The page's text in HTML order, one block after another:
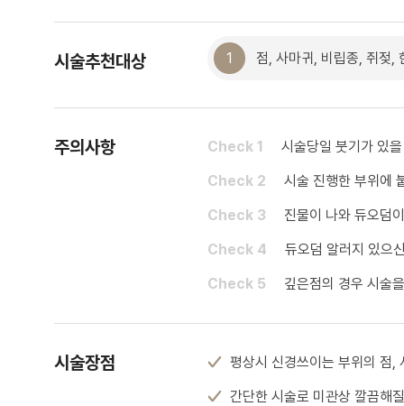
시술추천대상 1 점, 사마귀, 비립종, 쥐젖,
주의사항 Check 1
시술당일 붓기가 있
Check 2
시술 진행한 부위에
Check 3
진물이 나와 듀오덤
Check 4
듀오덤 알러지 있으
Check 5
깊은점의 경우 시술
시술장점
평상시 신경쓰이는 부위의 점,
간단한 시술로 미관상 깔끔해